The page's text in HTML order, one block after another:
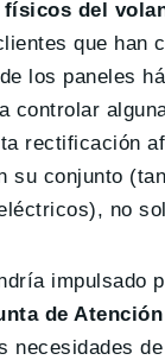
del
que han
los paneles
controlar
rectificación
su conjunto
no
impulsado
de
necesidades